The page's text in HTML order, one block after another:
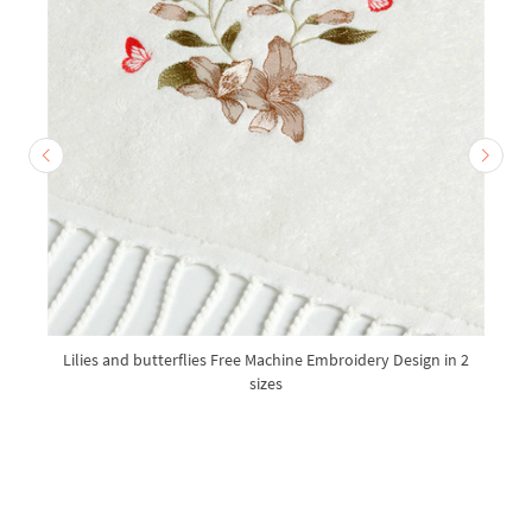
Lilies and butterflies Free Machine Embroidery Design in 2
sizes